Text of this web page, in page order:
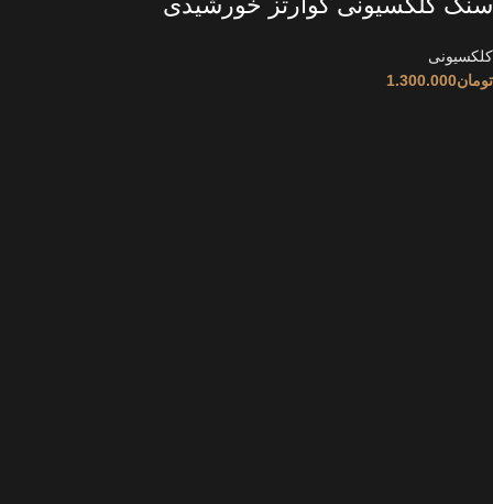
کلکسیونی
تومان1.300.000